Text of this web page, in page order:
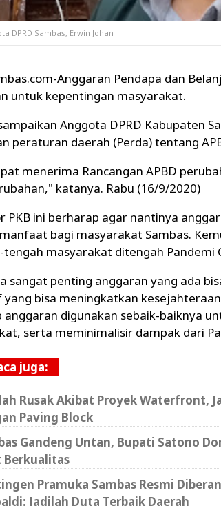
DPRD Sambas, Erwin Johan
Anggaran Pendapa dan
untuk kepentingan masyarakat.
Anggota DPRD Kabupaten
peraturan daerah (Perda) tentang
menerima Rancangan APBD
katanya. Rabu (16/9/2020)
PKB ini berharap agar nantinya
bagi masyarakat Sambas.
masyarakat ditengah Pandemi
sangat penting anggaran yang ada
bisa meningkatkan
anggaran digunakan sebaik-baiknya
serta meminimalisir dampak dari
juga:
Rusak Akibat Proyek Waterfront,
Paving Block
Gandeng Untan, Bupati Satono
Berkualitas
Pramuka Sambas Resmi
Jadilah Duta Terbaik Daerah